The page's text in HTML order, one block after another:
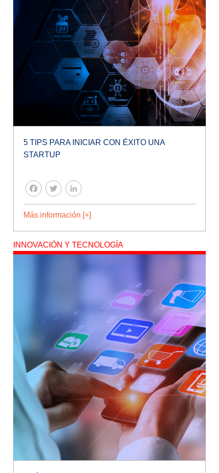
5 TIPS PARA INICIAR CON ÉXITO UNA
STARTUP
FACEBOOK
TWITTER
Más información [+]
INNOVACIÓN Y TECNOLOGÍA